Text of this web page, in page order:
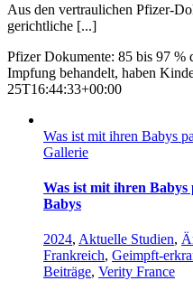
Aus den vertraulichen Pfizer-
gerichtliche [...]
Pfizer Dokumente: 85 bis 97 %
Impfung behandelt, haben
25T16:44:33+00:00
Was ist mit ihren Babys
Gallerie
Was ist mit ihren Babys
Babys
2024, Aktuelle Studien,
Frankreich, Geimpft-
Beiträge, Verity France